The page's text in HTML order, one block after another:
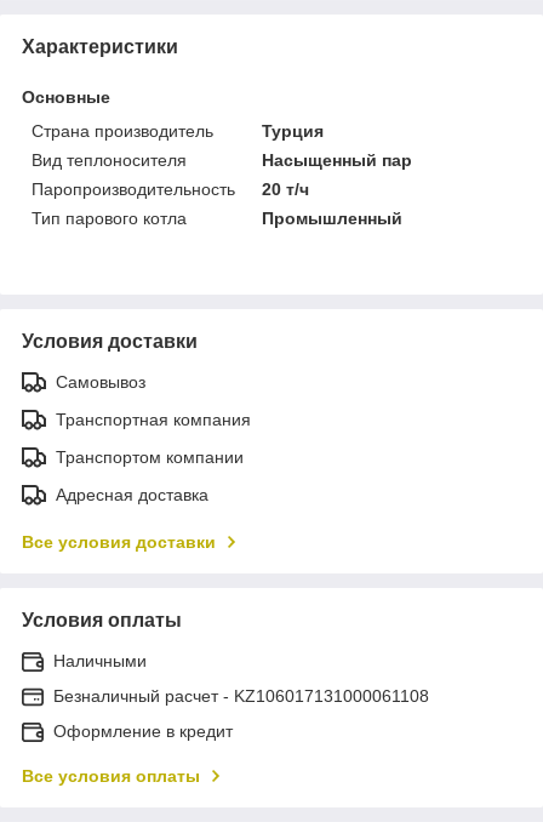
Характеристики
Основные
Страна производитель
Турция
Вид теплоносителя
Насыщенный пар
Паропроизводительность
20 т/ч
Тип парового котла
Промышленный
Условия доставки
Самовывоз
Транспортная компания
Транспортом компании
Адресная доставка
Все условия доставки
Условия оплаты
Наличными
Безналичный расчет - KZ106017131000061108
Оформление в кредит
Все условия оплаты